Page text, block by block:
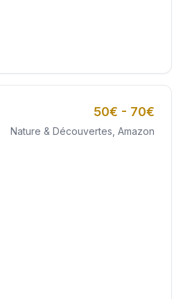
50€ - 70€
Nature & Découvertes, Amazon